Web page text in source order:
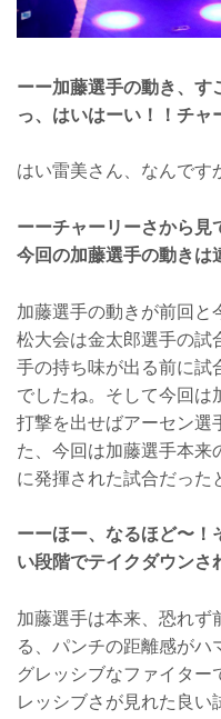
ーー加藤選手の動き、す
っ、はいはーい！！チャ
はい雷美さん、なんです
ーーチャーリーさから見
今回の加藤選手の動きは
加藤選手の動きが前回と
松大会は金太郎選手の試
手の持ち味が出る前に試
でしたね。そして今回は
打撃を出せばアーセン選
た、今回は加藤選手本来
に発揮された試合だった
ーーほー、なるほど〜！
い段階でテイクダウンさ
加藤選手は本来、恐れず
る、パンチの距離感がハ
グレッシブなファイター
レッシブさが見れた良い